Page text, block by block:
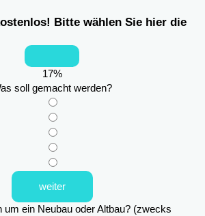
Bitte wählen Sie hier die
17%
soll gemacht werden?
weiter
um ein Neubau oder Altbau? (zwecks